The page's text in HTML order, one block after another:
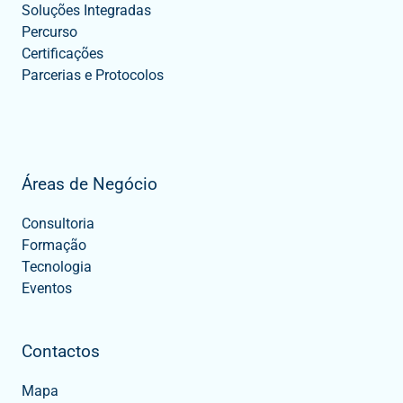
Soluções Integradas
Percurso
Certificações
Parcerias e Protocolos
Áreas de Negócio
Consultoria
Formação
Tecnologia
Eventos
Contactos
Mapa